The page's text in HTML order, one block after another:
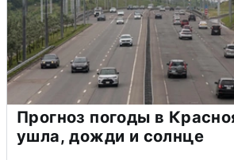
Прогноз погоды в
ушла, дожди и солнце